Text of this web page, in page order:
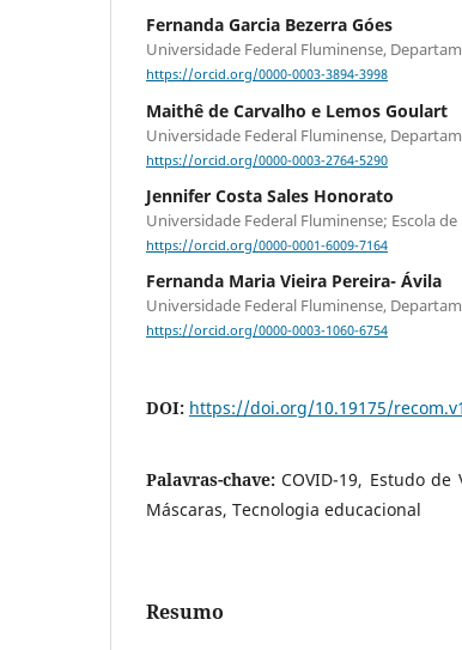
Fernanda Garcia Bezerra Góes
Universidade Federal Fluminense,
https://orcid.org/0000-0003-3894-3998
Maithê de Carvalho e Lemos Goulart
Universidade Federal Fluminense,
https://orcid.org/0000-0003-2764-5290
Jennifer Costa Sales Honorato
Universidade Federal Fluminense; Escola
https://orcid.org/0000-0001-6009-7164
Fernanda Maria Vieira Pereira- Ávila
Universidade Federal Fluminense,
https://orcid.org/0000-0003-1060-6754
DOI: https://doi.org/10.19175/
Palavras-chave:COVID-19, Estudo
Máscaras, Tecnologia educacional
Resumo